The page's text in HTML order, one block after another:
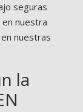
seguras
nuestra
nuestras
la